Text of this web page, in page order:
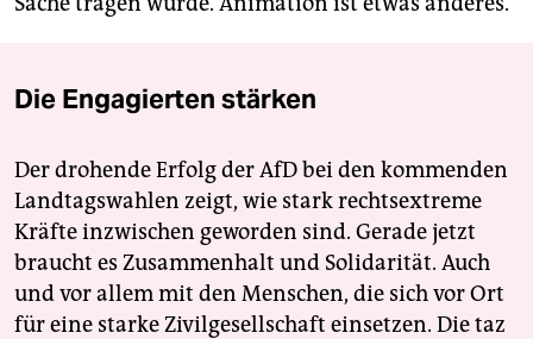
Die Engagierten stärken
Der drohende Erfolg der AfD bei den kommenden
Landtagswahlen zeigt, wie stark rechtsextreme
Kräfte inzwischen geworden sind. Gerade jetzt
braucht es Zusammenhalt und Solidarität. Auch
und vor allem mit den Menschen, die sich vor Ort
für eine starke Zivilgesellschaft einsetzen. Die taz